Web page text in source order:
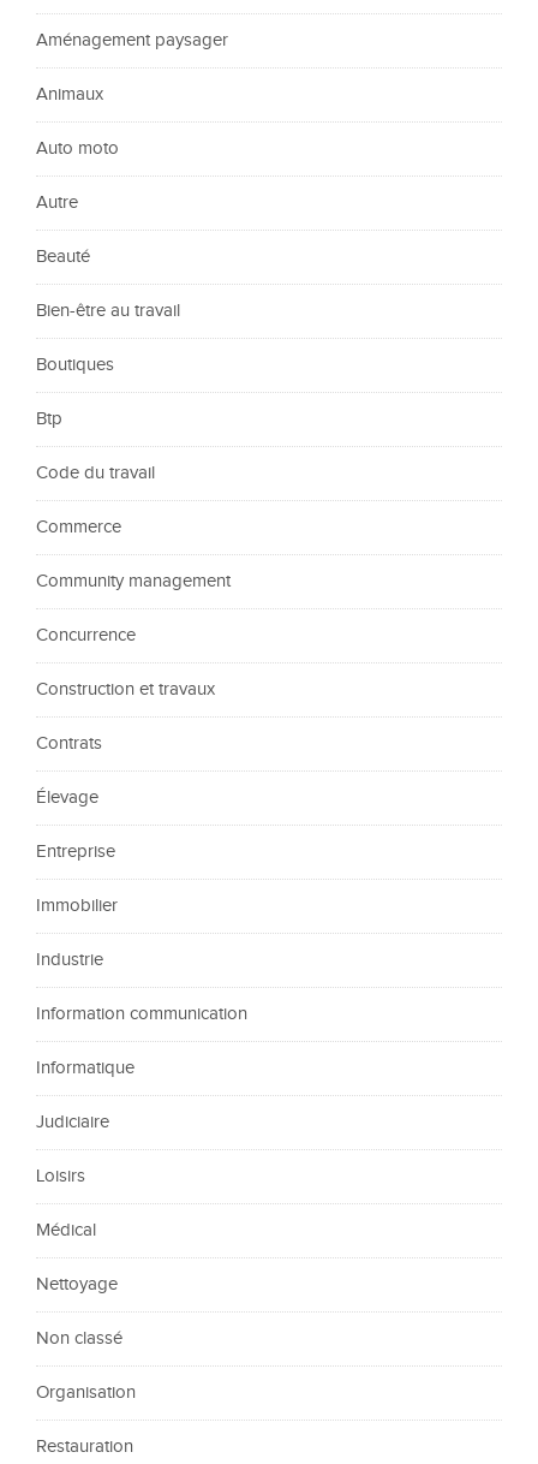
Aménagement paysager
Animaux
Auto moto
Autre
Beauté
Bien-être au travail
Boutiques
Btp
Code du travail
Commerce
Community management
Concurrence
Construction et travaux
Contrats
Élevage
Entreprise
Immobilier
Industrie
Information communication
Informatique
Judiciaire
Loisirs
Médical
Nettoyage
Non classé
Organisation
Restauration